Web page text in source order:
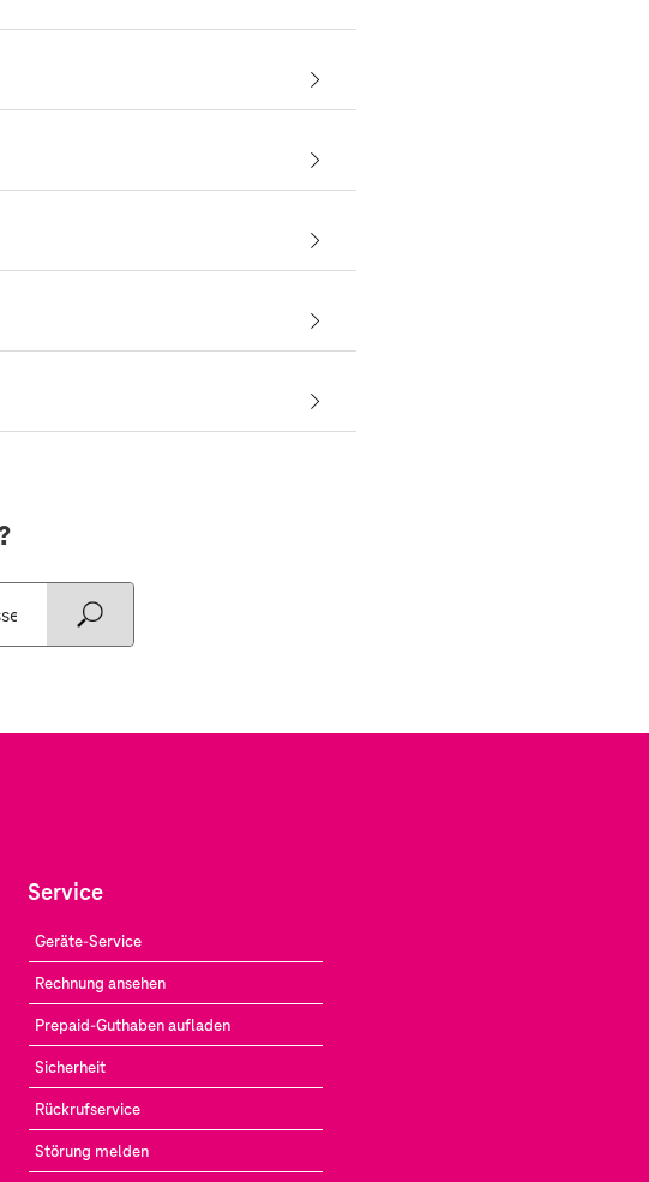
Service
Geräte-Service
Rechnung ansehen
Prepaid-Guthaben aufladen
Sicherheit
Rückrufservice
Störung melden